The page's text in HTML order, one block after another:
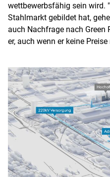
wettbewerbsfähig sein wird.
Stahlmarkt gebildet hat,
auch Nachfrage nach Green
er, auch wenn er keine